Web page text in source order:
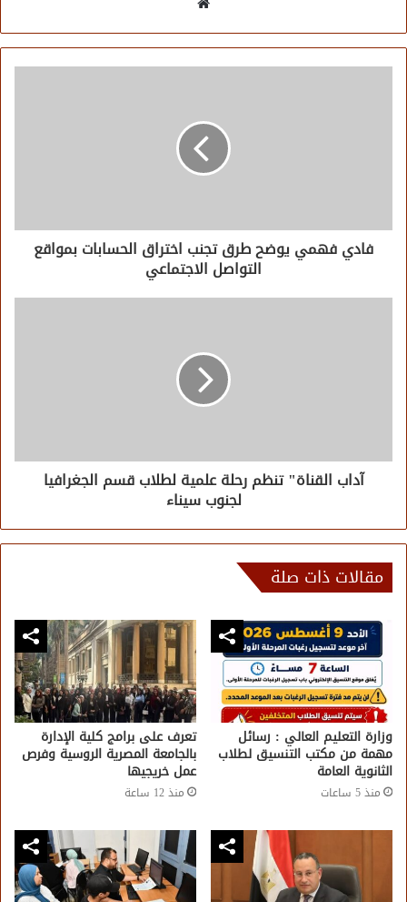
فادي فهمي يوضح طرق تجنب اختراق الحسابات بمواقع
التواصل الاجتماعي
آداب القناة" تنظم رحلة علمية لطلاب قسم الجغرافيا
لجنوب سيناء
مقالات ذات صلة
وزارة التعليم العالي : رسائل
مهمة من مكتب التنسيق لطلاب
الثانوية العامة
منذ 5 ساعات
تعرف على برامج كلية الإدارة
بالجامعة المصرية الروسية وفرص
عمل خريجيها
منذ 12 ساعة